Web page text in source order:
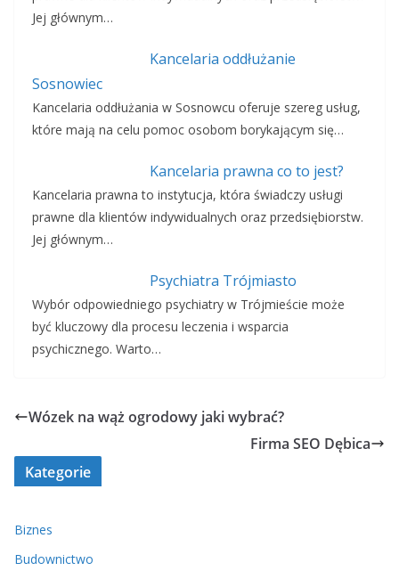
Jej głównym…
Kancelaria oddłużanie
Sosnowiec
Kancelaria oddłużania w Sosnowcu oferuje szereg usług,
które mają na celu pomoc osobom borykającym się…
Kancelaria prawna co to jest?
Kancelaria prawna to instytucja, która świadczy usługi
prawne dla klientów indywidualnych oraz przedsiębiorstw.
Jej głównym…
Psychiatra Trójmiasto
Wybór odpowiedniego psychiatry w Trójmieście może
być kluczowy dla procesu leczenia i wsparcia
psychicznego. Warto…
Wózek na wąż ogrodowy jaki wybrać?
Firma SEO Dębica
Kategorie
Biznes
Budownictwo